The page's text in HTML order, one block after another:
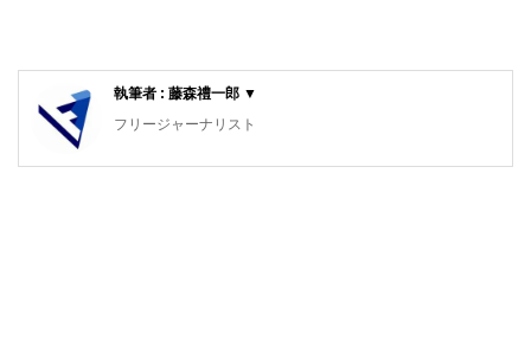
執筆者 : 藤森禮一郎 ▼
フリージャーナリスト
中央大学法学部卒。電気新聞入社、電力・原子力・電力自由